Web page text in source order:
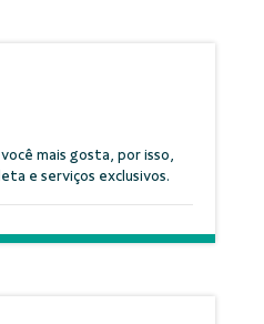
mais gosta, por isso,
e serviços exclusivos.